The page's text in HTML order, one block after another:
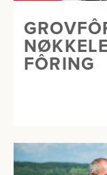
FÔRING